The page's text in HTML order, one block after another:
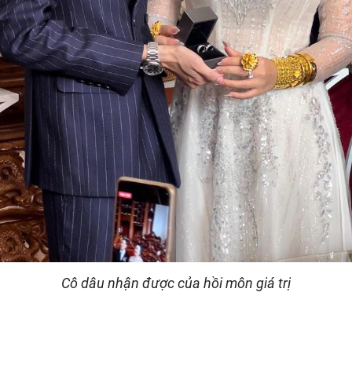
Cô dâu nhận được của hồi môn giá trị